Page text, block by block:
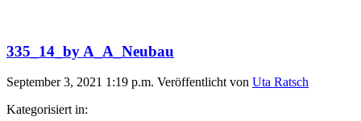
335_14_by A_A_Neubau
September 3, 2021 1:19 p.m. Veröffentlicht von Uta Ratsch
Kategorisiert in: